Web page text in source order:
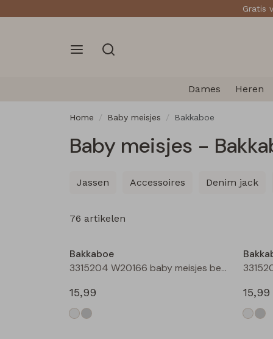
Gratis
Dames Heren
Home Baby meisjes Bakkaboe
Baby meisjes -
Accessoires Denim jack
Jassen
76 artikelen
Bakkaboe
3315204 W20166 baby meisjes bermuda Cream
15,99
15,99